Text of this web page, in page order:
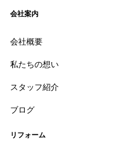
会社案内
会社概要
私たちの想い
スタッフ紹介
ブログ
リフォーム